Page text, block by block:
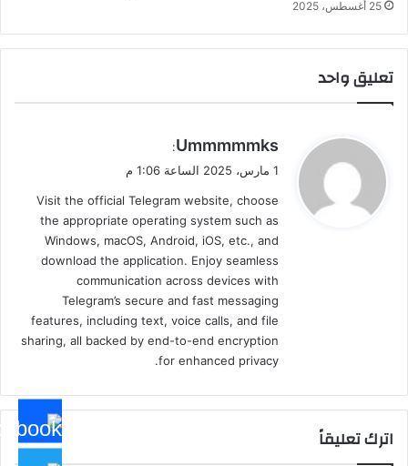
25 أغسطس، 2025
تعليق واحد
ي
ل
Ummmmmks
:
1 مارس، 2025 الساعة 1:06 م
Visit the official Telegram website, choose
the appropriate operating system such as
Windows, macOS, Android, iOS, etc., and
download the application. Enjoy seamless
communication across devices with
Telegram’s secure and fast messaging
features, including text, voice calls, and file
sharing, all backed by end-to-end encryption
for enhanced privacy.
اترك تعليقاً